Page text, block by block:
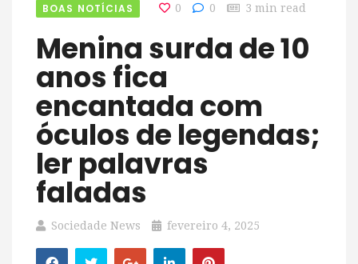
BOAS NOTÍCIAS 0 0 3 min read
Menina surda de 10
anos fica
encantada com
óculos de legendas;
ler palavras
faladas
Sociedade News fevereiro 4, 2025